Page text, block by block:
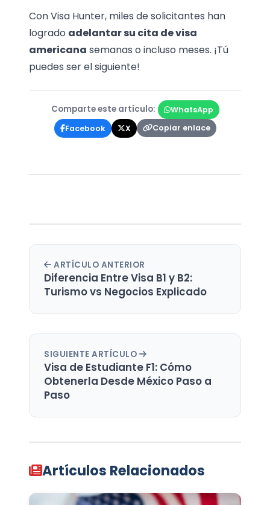
Con Visa Hunter, miles de solicitantes han
logrado adelantar su cita de visa
americana semanas o incluso meses. ¡Tú
puedes ser el siguiente!
Comparte este artículo:
WhatsApp
Facebook
X Copiar enlace
ARTÍCULO ANTERIOR
Diferencia Entre Visa B1 y B2:
Turismo vs Negocios Explicado
SIGUIENTE ARTÍCULO
Visa de Estudiante F1: Cómo
Obtenerla Desde México Paso a
Paso
Artículos Relacionados